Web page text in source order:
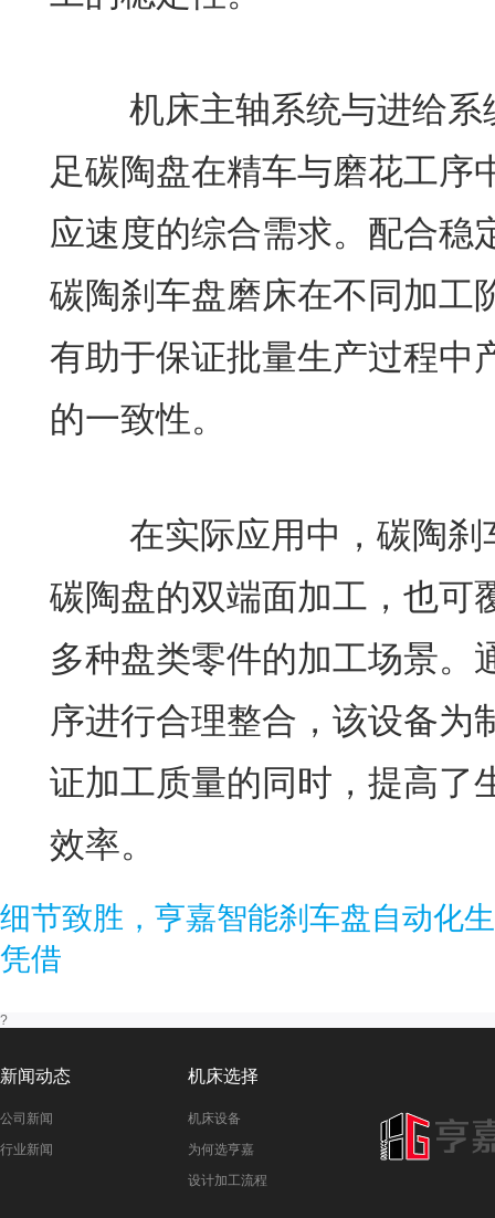
机床主轴系统与进给系
足碳陶盘在精车与磨花工序
应速度的综合需求。配合稳
碳陶刹车盘磨床在不同加工
有助于保证批量生产过程中
的一致性。
在实际应用中，碳陶刹
碳陶盘的双端面加工，也可
多种盘类零件的加工场景。
序进行合理整合，该设备为
证加工质量的同时，提高了
效率。
细节致胜，亨嘉智能刹车盘自动化
凭借
?
新闻动态
公司新闻
行业新闻
机床选择
机床设备
为何选亨嘉
设计加工流程